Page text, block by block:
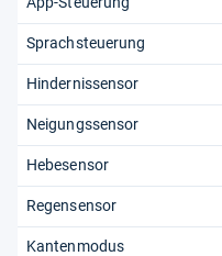
Sprachsteuerung
Hindernissensor
Neigungssensor
Hebesensor
Regensensor
Kantenmodus